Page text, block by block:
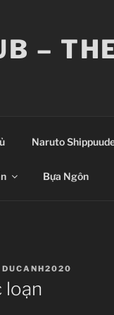
–
Naruto
Bựa Ngôn
DUCANH2020
loạn